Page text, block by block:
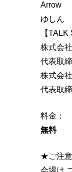
H
O
V
E
Arrow
ゆしん
【TALK
株式会
代表取
株式会
代表取
料金：
無料
★ご注